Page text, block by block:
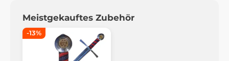
Meistgekauftes Zubehör
-13%